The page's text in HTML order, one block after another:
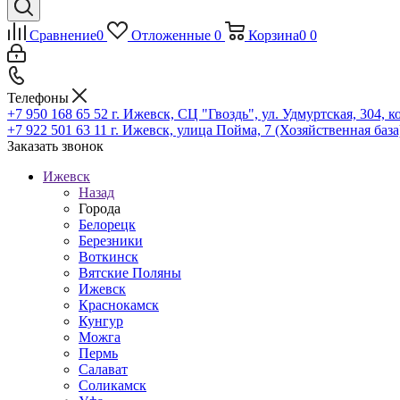
Сравнение0 Отложенные 0 Корзина0 0
Телефоны
+7 950 168 65 52 г. Ижевск, СЦ "Гвоздь", ул. Удмуртская, 304,
+7 922 501 63 11 г. Ижевск, улица Пойма, 7 (Хозяйственная
Заказать звонок
Ижевск
Назад
Города
Белорецк
Березники
Воткинск
Вятские Поляны
Ижевск
Краснокамск
Кунгур
Можга
Пермь
Салават
Соликамск